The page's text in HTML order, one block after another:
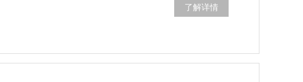
了解详情